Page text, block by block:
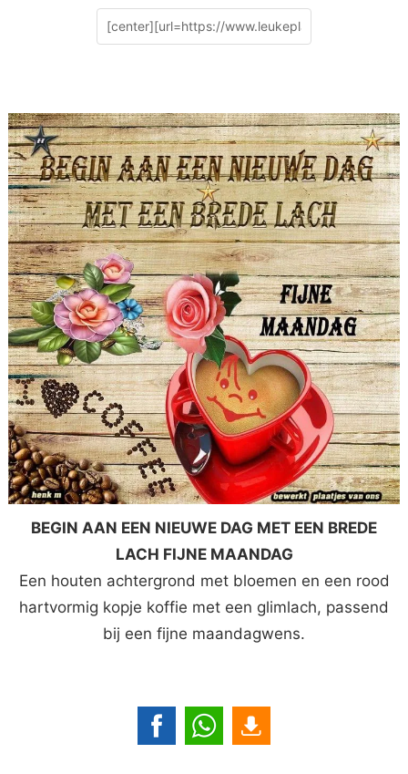
BEGIN AAN EEN NIEUWE DAG MET EEN BREDE
LACH FIJNE MAANDAG
Een houten achtergrond met bloemen en een rood
hartvormig kopje koffie met een glimlach, passend
bij een fijne maandagwens.